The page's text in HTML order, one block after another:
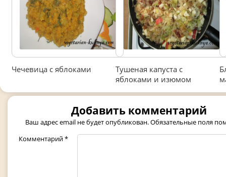
Чечевица с яблоками
Тушеная капуста с
яблоками и изюмом
Добавить комментарий
Ваш адрес email не будет опубликован.Обязательные поля
Комментарий*